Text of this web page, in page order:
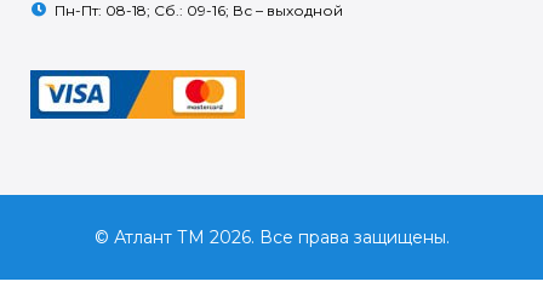
Пн-Пт: 08-18; Сб.: 09-16; Вс – выходной
© Атлант ТМ 2026. Все права защищены.